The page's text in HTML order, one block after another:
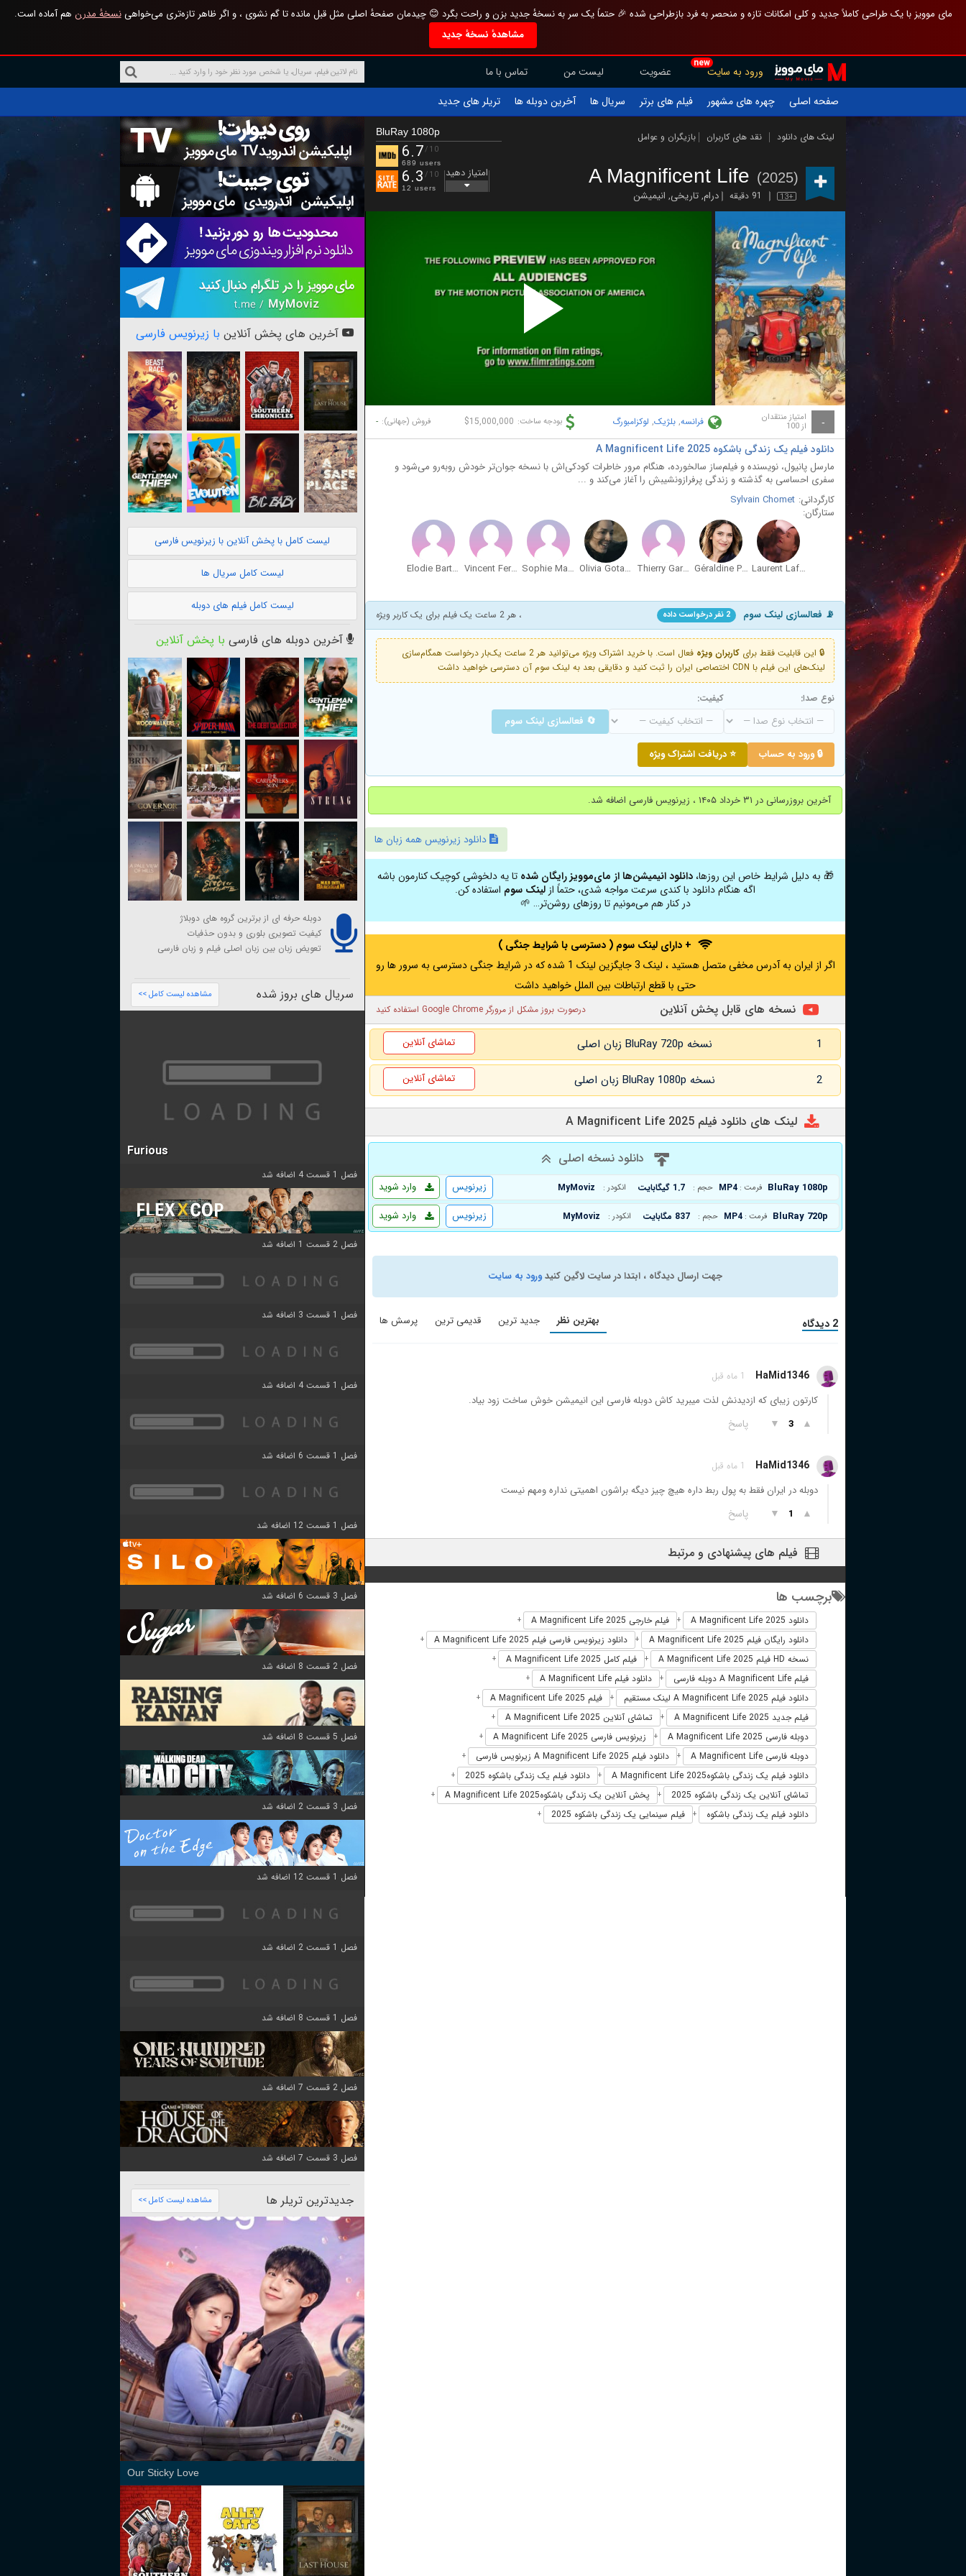
مای موویز با یک طراحی کاملاً جدید و کلی امکانات تازه و منحصر به فرد بازطراحی شده 🎉 حتماً یک سر به نسخهٔ جدید بزن و راحت بگرد 😊 چیدمان صفحهٔ اصلی مثل قبل مانده تا گم نشوی ، و اگر ظاهر تازه‌تری می‌خواهینسخهٔ مدرن هم آماده است.
مشاهدهٔ نسخهٔ جدید
new
ورود به سایت عضویت لیست من
تماس با ما
صفحه اصلی
چهره های مشهور فیلم های برتر سریال ها آخرین دوبله ها تریلر های جدید
لینک های دانلود نقد های کاربران بازیگران و عوامل
A Magnificent Life (2025)
13+ 91 دقیقه درام,تاریخی, انیمیشن
BluRay 1080p
6.7/10
689 users
6.3 /10
12 users
امتیاز دهید
Play
Video
- امتیاز منتقدان
از 100 فرانسه,بلژیک, لوکزامبورگ بودجه ساخت: $15,000,000 فروش (جهانی): -
دانلود فیلم یک زندگی باشکوه A Magnificent Life 2025
مارسل پانیول، نویسنده و فیلم‌ساز سالخورده، هنگام مرور خاطرات کودکی‌اش با نسخه جوان‌تر خودش روبه‌رو می‌شود و
سفری احساسی به گذشته و زندگی پرفرازونشیبش را آغاز می‌کند و ...
کارگردانی: Sylvain Chomet
ستارگان:
Laurent Lafitte
Géraldine Pailhas
Thierry Garcia
Olivia Gotanègre
Sophie Maréchal
Vincent Fernandel
Elodie Barthels
📡 فعالسازی لینک سوم 2 نفر درخواست داده ، هر 2 ساعت یک فیلم برای یک کاربر ویژه
🔒 این قابلیت فقط برای کاربران ویژه
فعال است. با خرید اشتراک ویژه می‌توانید هر 2 ساعت یک‌بار درخواست همگام‌سازی
لینک‌های این فیلم با CDN اختصاصی ایران را ثبت کنید و دقایقی بعد به لینک سوم آن دسترسی خواهید داشت
نوع صدا: کیفیت:
🔄 فعالسازی لینک سوم
🔒 ورود به حساب ⭐ دریافت اشتراک ویژه
آخرین بروزرسانی در ۳۱ خرداد ۱۴۰۵ ، زیرنویس فارسی اضافه شد.
دانلود زیرنویس همه زبان ها
🎁 به دلیل شرایط خاص این روزها،دانلود انیمیشن‌ها از مای‌موویز رایگان شده تا یه دلخوشی کوچیک کنارمون باشه
اگه هنگام دانلود با کندی سرعت مواجه شدی، حتماً از لینک سوم استفاده کن.
در کنار هم می‌مونیم تا روزهای روشن‌تر… 🌱
+ دارای لینک سوم ( دسترسی با شرایط جنگی )
اگر از ایران به آدرس مخفی متصل هستید ، لینک 3 جایگزین لینک 1 شده که در شرایط جنگی دسترسی به سرور ها رو
حتی با قطع ارتباطات بین الملل خواهید داشت
نسخه های قابل پخش آنلاین درصورت بروز مشکل از مرورگر Google Chrome استفاده کنید
1 نسخه BluRay 720p زبان اصلی تماشای آنلاین
2 نسخه BluRay 1080p زبان اصلی تماشای آنلاین
لینک های دانلود فیلم A Magnificent Life 2025
دانلود نسخه اصلی
BluRay 1080p فرمت : MP4 حجم : 1.7 گیگابایت انکودر : MyMoviz وارد شوید
زیرنویس
BluRay 720p فرمت : MP4 حجم : 837 مگابایت انکودر : MyMoviz وارد شوید زیرنویس
جهت ارسال دیدگاه ، ابتدا در سایت لاگین کنیدورود به سایت
2 دیدگاه بهترین نظر جدید ترین قدیمی ترین پرسش ها
HaMid1346 1 ماه قبل
کارتون زیبای که ازدیدنش لذت میبرید کاش دوبله فارسی این انیمیشن خوش ساخت زود بیاد.
▲
3
▼ پاسخ
HaMid1346 1 ماه قبل
دوبله در ایران فقط به پول ربط داره هیچ چیز دیگه براشون اهمیتی نداره ومهم نیست
▲
1
▼ پاسخ
فیلم های پیشنهادی و مرتبط
برچسب ها
دانلود A Magnificent Life 2025 + فیلم خارجی A Magnificent Life 2025 +
دانلود رایگان فیلم A Magnificent Life 2025 + دانلود زیرنویس فارسی فیلم A Magnificent Life 2025 +
نسخه HD فیلم A Magnificent Life 2025 + فیلم کامل A Magnificent Life 2025 +
فیلم A Magnificent Life دوبله فارسی + دانلود فیلم A Magnificent Life +
دانلود فیلم A Magnificent Life 2025 لینک مستقیم + فیلم A Magnificent Life 2025 +
فیلم جدید A Magnificent Life 2025 + تماشای آنلاین A Magnificent Life 2025 +
دوبله فارسی A Magnificent Life 2025 + زیرنویس فارسی A Magnificent Life 2025 +
دوبله فارسی A Magnificent Life + دانلود فیلم A Magnificent Life 2025 زیرنویس فارسی +
دانلود فیلم یک زندگی باشکوهA Magnificent Life 2025 + دانلود فیلم یک زندگی باشکوه 2025 +
تماشای آنلاین یک زندگی باشکوه 2025 + پخش آنلاین یک زندگی باشکوهA Magnificent Life 2025 +
دانلود فیلم یک زندگی باشکوه + فیلم سینمایی یک زندگی باشکوه 2025 +
آخرین های پخش آنلاین با زیرنویس فارسی
لیست کامل با پخش آنلاین با زیرنویس فارسی
لیست کامل سریال ها
لیست کامل فیلم های دوبله
آخرین دوبله های فارسی با پخش آنلاین
دوبله حرفه ای از برترین گروه های دوبلاژ
کیفیت تصویری بلوری و بدون حذفیات
تعویض زبان بین زبان اصلی فیلم و زبان فارسی
سریال های بروز شده مشاهده لیست کامل >>
Furious
فصل 1 قسمت 4 اضافه شد
فصل 2 قسمت 1 اضافه شد
فصل 1 قسمت 3 اضافه شد
فصل 1 قسمت 4 اضافه شد
فصل 1 قسمت 6 اضافه شد
فصل 1 قسمت 12 اضافه شد
فصل 3 قسمت 6 اضافه شد
فصل 2 قسمت 8 اضافه شد
فصل 5 قسمت 8 اضافه شد
فصل 3 قسمت 2 اضافه شد
فصل 1 قسمت 12 اضافه شد
فصل 1 قسمت 2 اضافه شد
فصل 1 قسمت 8 اضافه شد
فصل 2 قسمت 7 اضافه شد
فصل 3 قسمت 7 اضافه شد
جدیدترین تریلر ها مشاهده لیست کامل >>
Our Sticky Love